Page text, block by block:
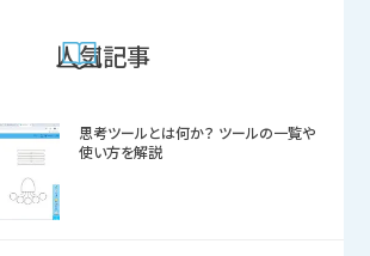
人気記事
思考ツールとは何か？ ツールの一覧や
使い方を解説